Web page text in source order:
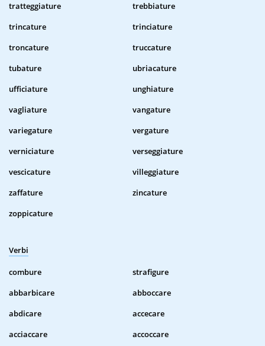
tratteggiature
trebbiature
trincature
trinciature
troncature
truccature
tubature
ubriacature
ufficiature
unghiature
vagliature
vangature
variegature
vergature
verniciature
verseggiature
vescicature
villeggiature
zaffature
zincature
zoppicature
Verbi
combure
strafigure
abbarbicare
abboccare
abdicare
accecare
acciaccare
accoccare